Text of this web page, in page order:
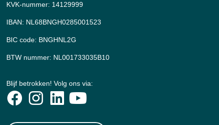
KVK-nummer: 14129999
IBAN: NL68BNGH0285001523
BIC code: BNGHNL2G
BTW nummer: NL001733035B10
Blijf betrokken! Volg ons via: